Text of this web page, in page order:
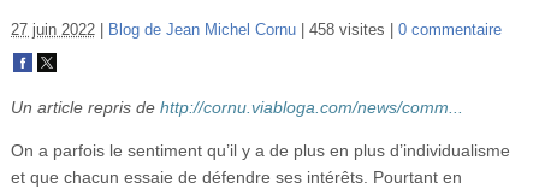
Transition
Colloques
27 juin 2022 Blog de Jean Michel Cornu 458 visites 0 commentaire
Un article repris de http://cornu.viabloga.com/news/comm...
On a parfois le sentiment qu’il y a de plus en plus d’individualisme
et que chacun essaie de défendre ses intérêts. Pourtant en